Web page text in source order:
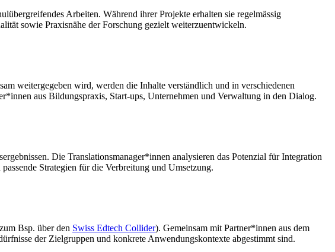
Arbeiten. Während ihrer Projekte erhalten sie regelmässig
sowie Praxisnähe der Forschung gezielt weiterzuentwickeln.
weitergegeben wird, werden die Inhalte verständlich und in verschiedenen
aus Bildungspraxis, Start-ups, Unternehmen und Verwaltung in den Dialog.
Die Translationsmanager*innen analysieren das Potenzial für Integration
Strategien für die Verbreitung und Umsetzung.
Bsp. über den Swiss Edtech Collider). Gemeinsam mit Partner*innen aus dem
der Zielgruppen und konkrete Anwendungskontexte abgestimmt sind.